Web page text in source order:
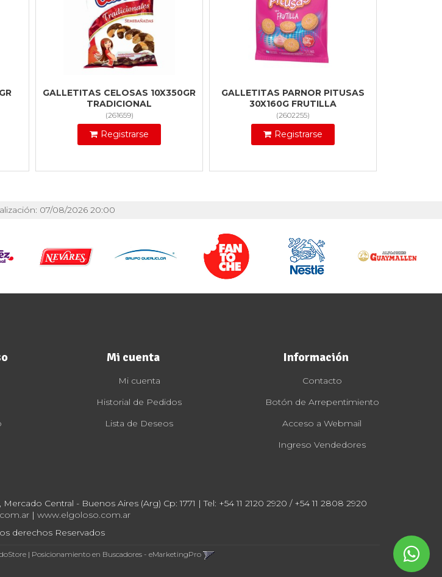
GALLETITAS CELOSAS 10X350GR
TRADICIONAL
(261659)
Registrarse
GALLETITAS PARNOR PITUSAS
30X160G FRUTILLA
(2602255)
Registrarse
07/08/2026 20:00
Mi cuenta
Mi cuenta
Historial de Pedidos
Lista de Deseos
Información
Contacto
Botón de Arrepentimiento
Acceso a Webmail
Ingreso Vendedores
Central - Buenos Aires (Arg) Cp: 1771 | Tel: +54 11 2120 2920 / +54 11 2808 2920
| www.elgoloso.com.ar
derechos Reservados
| Posicionamiento en Buscadores - eMarketingPro